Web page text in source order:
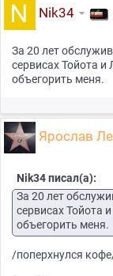
Nik34
За 20 лет
сервисах Тойота и
объегорить меня.
Ярослав
Nik34 писал(а):
За 20 лет
сервисах Тойота
объегорить меня.
/поперхнулся